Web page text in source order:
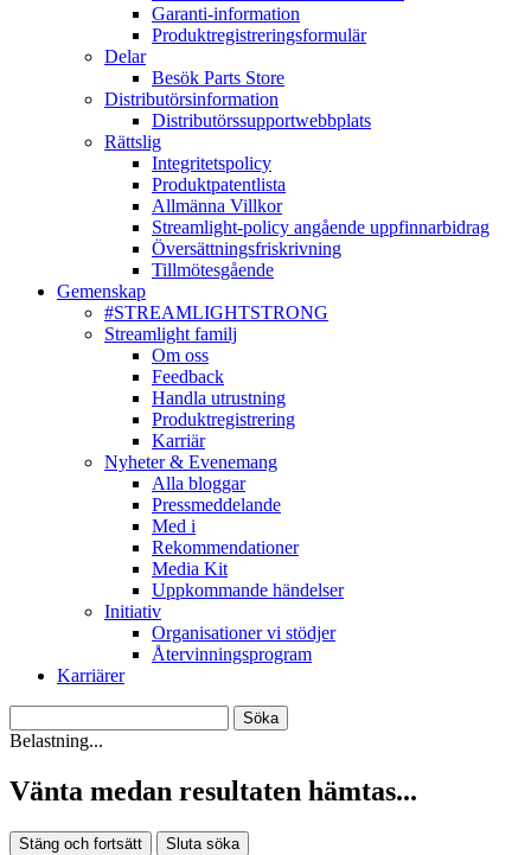
Garanti-information
Produktregistreringsformulär
Delar
Besök Parts Store
Distributörsinformation
Distributörssupportwebbplats
Rättslig
Integritetspolicy
Produktpatentlista
Allmänna Villkor
Streamlight-policy angående uppfinnarbidrag
Översättningsfriskrivning
Tillmötesgående
Gemenskap
#STREAMLIGHTSTRONG
Streamlight familj
Om oss
Feedback
Handla utrustning
Produktregistrering
Karriär
Nyheter & Evenemang
Alla bloggar
Pressmeddelande
Med i
Rekommendationer
Media Kit
Uppkommande händelser
Initiativ
Organisationer vi stödjer
Återvinningsprogram
Karriärer
Belastning...
Vänta medan resultaten hämtas...
Stäng och fortsätt Sluta söka